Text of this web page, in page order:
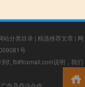
站分类目录 | 精选推荐文章 | 网
号
f_fb#foxmail.com说明，我们